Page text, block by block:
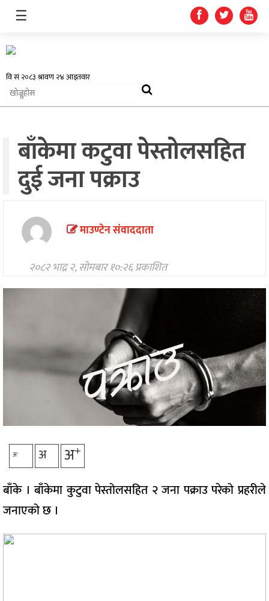
समाचार
प्रदेश
राजनीति
स्वास्थ्य
खेलकुद
थप
☰
बाँकेमा कटुवा पेस्तोलसहित
दुई जना पक्राउ
माउण्टेन संवाददाता
२०८२ भाद्र २, सोमबार १०:२६ प्रकाशित
अ- अ अ+
बाँके । बाँकेमा कुटुवा पेस्तोलसहित २ जना पक्राउ परेको प्रहरीले
जनाएको छ ।